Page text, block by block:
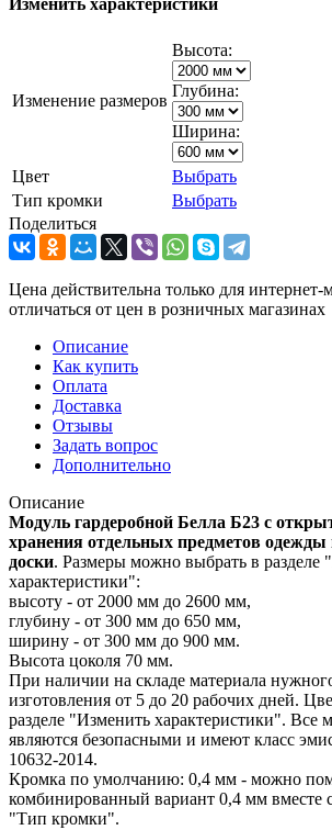
Изменить характеристики
Изменение размеров
Высота:
Глубина:
Ширина:
Цвет
Выбрать
Тип кромки
Выбрать
Поделиться
Цена действительна только для
отличаться от цен в розничных магазинах
Описание
Как купить
Оплата
Доставка
Отзывы
Задать вопрос
Дополнительно
Описание
Модуль гардеробной Белла Б23 с
хранения отдельных предметов одежды
доски. Размеры можно выбрать в разделе
характеристики":
высоту - от 2000 мм до 2600 мм,
глубину - от 300 мм до 650 мм,
ширину - от 300 мм до 900 мм.
Высота цоколя 70 мм.
При наличии на складе материала
изготовления от 5 до 20 рабочих дней.
разделе "Изменить характеристики".
являются безопасными и имеют класс
10632-2014.
Кромка по умолчанию: 0,4 мм - можно
комбинированный вариант 0,4 мм вместе
"Тип кромки".